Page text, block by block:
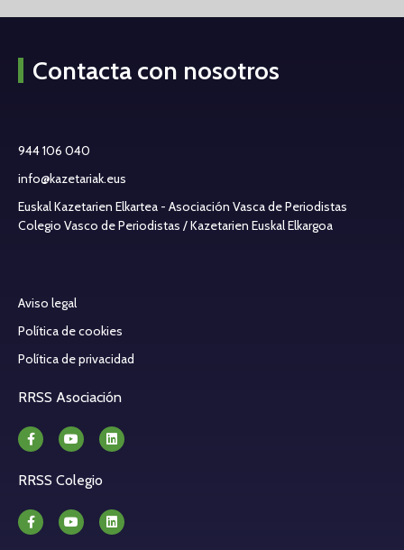
Contacta con nosotros
944 106 040
info@kazetariak.eus
Euskal Kazetarien Elkartea - Asociación Vasca de Periodistas
Colegio Vasco de Periodistas / Kazetarien Euskal Elkargoa
Aviso legal
Política de cookies
Política de privacidad
RRSS Asociación
RRSS Colegio